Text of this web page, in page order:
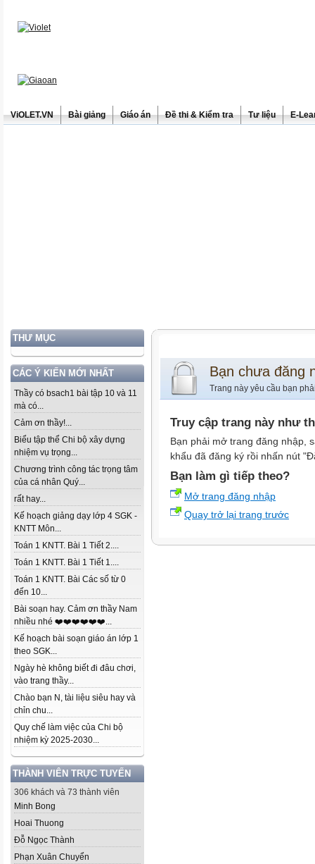
ViOLET.VN Bài giảng Giáo án Đề thi & Kiểm tra Tư liệu E-
THƯ MỤC
CÁC Ý KIẾN MỚI NHẤT
Thầy có bsach1 bài tập 10 và 11
mà có...
Cảm ơn thầy!...
Biểu tập thể Chi bộ xây dựng
nhiệm vụ trọng...
Chương trình công tác trọng tâm
của cá nhân Quý...
rất hay...
Kế hoạch giảng dạy lớp 4 SGK -
KNTT Môn...
Toán 1 KNTT. Bài 1 Tiết 2....
Toán 1 KNTT. Bài 1 Tiết 1....
Toán 1 KNTT. Bài Các số từ 0
đến 10...
Bài soạn hay. Cảm ơn thầy Nam
nhiều nhé ❤️❤️❤️❤️❤️❤️...
Kế hoạch bài soạn giáo án lớp 1
theo SGK...
Ngày hè không biết đi đâu chơi,
vào trang thầy...
Chào bạn N, tài liệu siêu hay và
chỉn chu...
Quy chế làm việc của Chi bộ
nhiệm kỳ 2025-2030...
THÀNH VIÊN TRỰC TUYẾN
306 khách và 73 thành viên
Minh Bong
Hoai Thuong
Đỗ Ngọc Thành
Phạn Xuân Chuyển
Bạn chưa đăng
Trang này yêu cầu bạn
Truy cập trang này như
Bạn phải mở trang đăng nhập,
khẩu đã đăng ký rồi nhấn nút
Bạn làm gì tiếp theo?
Mở trang đăng nhập
Quay trở lại trang trước